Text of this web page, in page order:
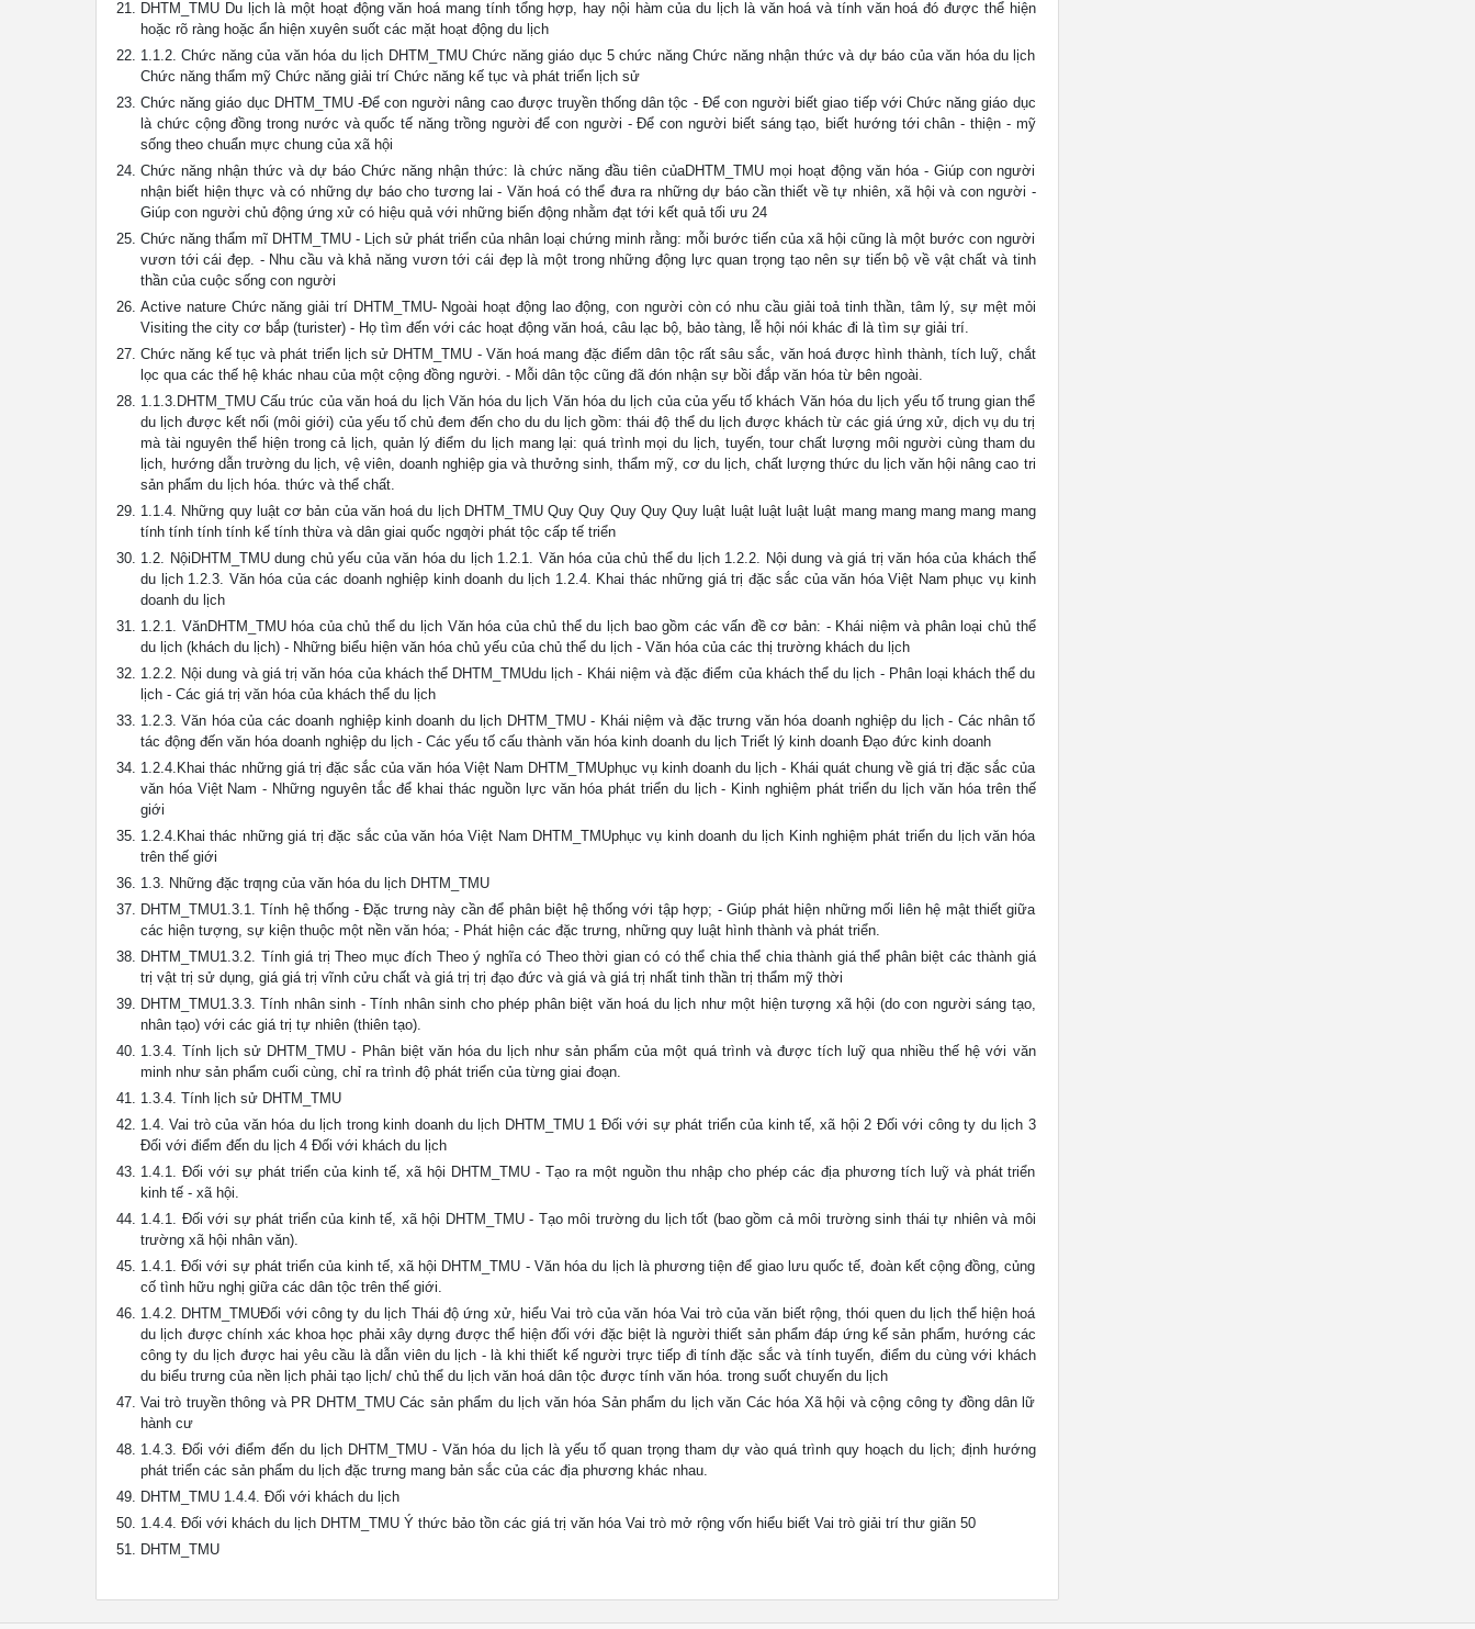
DHTM_TMU Du lịch là một hoạt động văn hoá mang tính tổng hợp, hay nội hàm của du lịch là văn hoá và tính văn hoá đó được thể hiện
hoặc rõ ràng hoặc ẩn hiện xuyên suốt các mặt hoạt động du lịch
1.1.2. Chức năng của văn hóa du lịch DHTM_TMU Chức năng giáo dục 5 chức năng Chức năng nhận thức và dự báo của văn hóa du lịch
Chức năng thẩm mỹ Chức năng giải trí Chức năng kế tục và phát triển lịch sử
Chức năng giáo dục DHTM_TMU -Để con người nâng cao được truyền thống dân tộc - Để con người biết giao tiếp với Chức năng giáo dục
là chức cộng đồng trong nước và quốc tế năng trồng người để con người - Để con người biết sáng tạo, biết hướng tới chân - thiện - mỹ
sống theo chuẩn mực chung của xã hội
Chức năng nhận thức và dự báo Chức năng nhận thức: là chức năng đầu tiên củaDHTM_TMU mọi hoạt động văn hóa - Giúp con người
nhận biết hiện thực và có những dự báo cho tương lai - Văn hoá có thể đưa ra những dự báo cần thiết về tự nhiên, xã hội và con người -
Giúp con người chủ động ứng xử có hiệu quả với những biến động nhằm đạt tới kết quả tối ưu 24
Chức năng thẩm mĩ DHTM_TMU - Lịch sử phát triển của nhân loại chứng minh rằng: mỗi bước tiến của xã hội cũng là một bước con người
vươn tới cái đẹp. - Nhu cầu và khả năng vươn tới cái đẹp là một trong những động lực quan trọng tạo nên sự tiến bộ về vật chất và tinh
thần của cuộc sống con người
Active nature Chức năng giải trí DHTM_TMU- Ngoài hoạt động lao động, con người còn có nhu cầu giải toả tinh thần, tâm lý, sự mệt mỏi
Visiting the city cơ bắp (turister) - Họ tìm đến với các hoạt động văn hoá, câu lạc bộ, bảo tàng, lễ hội nói khác đi là tìm sự giải trí.
Chức năng kế tục và phát triển lịch sử DHTM_TMU - Văn hoá mang đặc điểm dân tộc rất sâu sắc, văn hoá được hình thành, tích luỹ, chắt
lọc qua các thế hệ khác nhau của một cộng đồng người. - Mỗi dân tộc cũng đã đón nhận sự bồi đắp văn hóa từ bên ngoài.
1.1.3.DHTM_TMU Cấu trúc của văn hoá du lịch Văn hóa du lịch Văn hóa du lịch của của yếu tố khách Văn hóa du lịch yếu tố trung gian thể
du lịch được kết nối (môi giới) của yếu tố chủ đem đến cho du du lịch gồm: thái độ thể du lịch được khách từ các giá ứng xử, dịch vụ du trị
mà tài nguyên thể hiện trong cả lịch, quản lý điểm du lịch mang lại: quá trình mọi du lịch, tuyến, tour chất lượng môi người cùng tham du
lịch, hướng dẫn trường du lịch, vệ viên, doanh nghiệp gia và thưởng sinh, thẩm mỹ, cơ du lịch, chất lượng thức du lịch văn hội nâng cao tri
sản phẩm du lịch hóa. thức và thể chất.
1.1.4. Những quy luật cơ bản của văn hoá du lịch DHTM_TMU Quy Quy Quy Quy Quy luật luật luật luật luật mang mang mang mang mang
tính tính tính tính kế tính thừa và dân giai quốc ngƣời phát tộc cấp tế triển
1.2. NộiDHTM_TMU dung chủ yếu của văn hóa du lịch 1.2.1. Văn hóa của chủ thể du lịch 1.2.2. Nội dung và giá trị văn hóa của khách thể
du lịch 1.2.3. Văn hóa của các doanh nghiệp kinh doanh du lịch 1.2.4. Khai thác những giá trị đặc sắc của văn hóa Việt Nam phục vụ kinh
doanh du lịch
1.2.1. VănDHTM_TMU hóa của chủ thể du lịch Văn hóa của chủ thể du lịch bao gồm các vấn đề cơ bản: - Khái niệm và phân loại chủ thể
du lịch (khách du lịch) - Những biểu hiện văn hóa chủ yếu của chủ thể du lịch - Văn hóa của các thị trường khách du lịch
1.2.2. Nội dung và giá trị văn hóa của khách thể DHTM_TMUdu lịch - Khái niệm và đặc điểm của khách thể du lịch - Phân loại khách thể du
lịch - Các giá trị văn hóa của khách thể du lịch
1.2.3. Văn hóa của các doanh nghiệp kinh doanh du lịch DHTM_TMU - Khái niệm và đặc trưng văn hóa doanh nghiệp du lịch - Các nhân tố
tác động đến văn hóa doanh nghiệp du lịch - Các yếu tố cấu thành văn hóa kinh doanh du lịch Triết lý kinh doanh Đạo đức kinh doanh
1.2.4.Khai thác những giá trị đặc sắc của văn hóa Việt Nam DHTM_TMUphục vụ kinh doanh du lịch - Khái quát chung về giá trị đặc sắc của
văn hóa Việt Nam - Những nguyên tắc để khai thác nguồn lực văn hóa phát triển du lịch - Kinh nghiệm phát triển du lịch văn hóa trên thế
giới
1.2.4.Khai thác những giá trị đặc sắc của văn hóa Việt Nam DHTM_TMUphục vụ kinh doanh du lịch Kinh nghiệm phát triển du lịch văn hóa
trên thế giới
1.3. Những đặc trƣng của văn hóa du lịch DHTM_TMU
DHTM_TMU1.3.1. Tính hệ thống - Đặc trưng này cần để phân biệt hệ thống với tập hợp; - Giúp phát hiện những mối liên hệ mật thiết giữa
các hiện tượng, sự kiện thuộc một nền văn hóa; - Phát hiện các đặc trưng, những quy luật hình thành và phát triển.
DHTM_TMU1.3.2. Tính giá trị Theo mục đích Theo ý nghĩa có Theo thời gian có có thể chia thể chia thành giá thể phân biệt các thành giá
trị vật trị sử dụng, giá giá trị vĩnh cửu chất và giá trị trị đạo đức và giá và giá trị nhất tinh thần trị thẩm mỹ thời
DHTM_TMU1.3.3. Tính nhân sinh - Tính nhân sinh cho phép phân biệt văn hoá du lịch như một hiện tượng xã hội (do con người sáng tạo,
nhân tạo) với các giá trị tự nhiên (thiên tạo).
1.3.4. Tính lịch sử DHTM_TMU - Phân biệt văn hóa du lịch như sản phẩm của một quá trình và được tích luỹ qua nhiều thế hệ với văn
minh như sản phẩm cuối cùng, chỉ ra trình độ phát triển của từng giai đoạn.
1.3.4. Tính lịch sử DHTM_TMU
1.4. Vai trò của văn hóa du lịch trong kinh doanh du lịch DHTM_TMU 1 Đối với sự phát triển của kinh tế, xã hội 2 Đối với công ty du lịch 3
Đối với điểm đến du lịch 4 Đối với khách du lịch
1.4.1. Đối với sự phát triển của kinh tế, xã hội DHTM_TMU - Tạo ra một nguồn thu nhập cho phép các địa phương tích luỹ và phát triển
kinh tế - xã hội.
1.4.1. Đối với sự phát triển của kinh tế, xã hội DHTM_TMU - Tạo môi trường du lịch tốt (bao gồm cả môi trường sinh thái tự nhiên và môi
trường xã hội nhân văn).
1.4.1. Đối với sự phát triển của kinh tế, xã hội DHTM_TMU - Văn hóa du lịch là phương tiện để giao lưu quốc tế, đoàn kết cộng đồng, củng
cố tình hữu nghị giữa các dân tộc trên thế giới.
1.4.2. DHTM_TMUĐối với công ty du lịch Thái độ ứng xử, hiểu Vai trò của văn hóa Vai trò của văn biết rộng, thói quen du lịch thể hiện hoá
du lịch được chính xác khoa học phải xây dựng được thể hiện đối với đặc biệt là người thiết sản phẩm đáp ứng kế sản phẩm, hướng các
công ty du lịch được hai yêu cầu là dẫn viên du lịch - là khi thiết kế người trực tiếp đi tính đặc sắc và tính tuyến, điểm du cùng với khách
du biểu trưng của nền lịch phải tạo lịch/ chủ thể du lịch văn hoá dân tộc được tính văn hóa. trong suốt chuyến du lịch
Vai trò truyền thông và PR DHTM_TMU Các sản phẩm du lịch văn hóa Sản phẩm du lịch văn Các hóa Xã hội và cộng công ty đồng dân lữ
hành cư
1.4.3. Đối với điểm đến du lịch DHTM_TMU - Văn hóa du lịch là yếu tố quan trọng tham dự vào quá trình quy hoạch du lịch; định hướng
phát triển các sản phẩm du lịch đặc trưng mang bản sắc của các địa phương khác nhau.
DHTM_TMU 1.4.4. Đối với khách du lịch
1.4.4. Đối với khách du lịch DHTM_TMU Ý thức bảo tồn các giá trị văn hóa Vai trò mở rộng vốn hiểu biết Vai trò giải trí thư giãn 50
DHTM_TMU